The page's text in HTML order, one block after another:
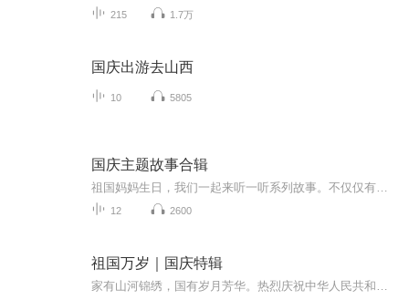
215 1.7万
国庆出游去山西
10 5805
国庆主题故事合辑
12 2600
祖国万岁｜国庆特辑